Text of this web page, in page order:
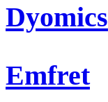
Dyomics
Emfret